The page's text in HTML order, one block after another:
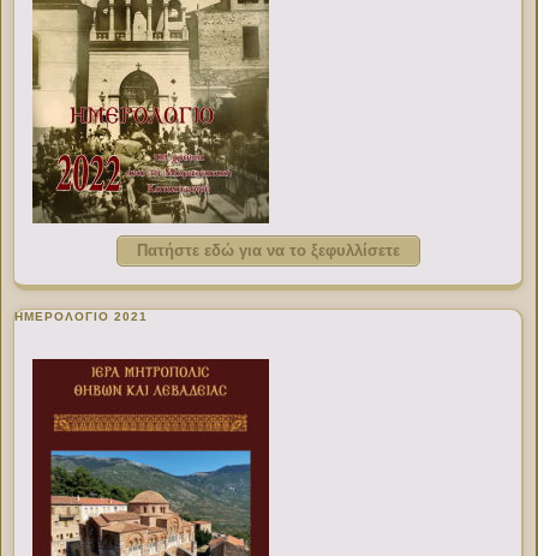
Πατήστε εδώ για να το ξεφυλλίσετε
ΗΜΕΡΟΛΟΓΙΟ 2021